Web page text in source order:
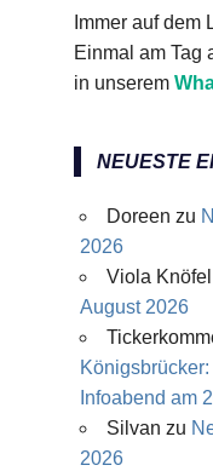
Immer auf dem
Einmal am Tag
in unserem
NEUESTE
Doreen zu
2026
Viola Knöfel
August 2026
Infoabend am
Silvan zu
2026